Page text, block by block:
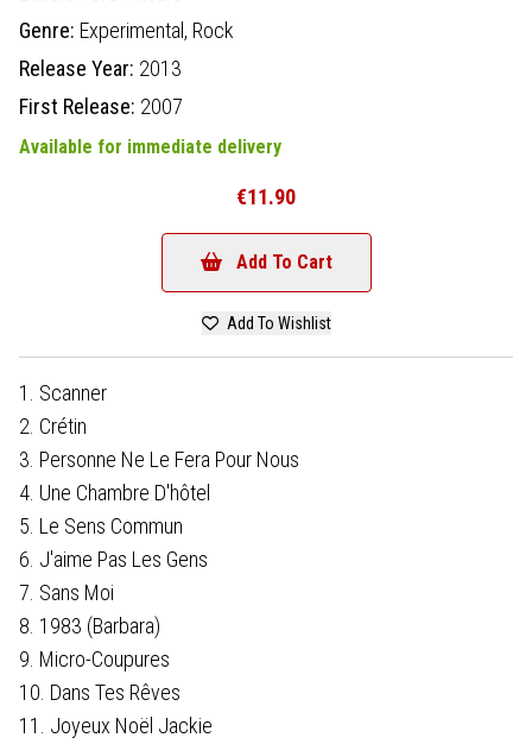
Genre: Experimental, Rock
Release Year: 2013
First Release: 2007
Available for immediate delivery
€11.90
Add To Cart
Add To Wishlist
1. Scanner
2. Crétin
3. Personne Ne Le Fera Pour Nous
4. Une Chambre D'hôtel
5. Le Sens Commun
6. J'aime Pas Les Gens
7. Sans Moi
8. 1983 (Barbara)
9. Micro-Coupures
10. Dans Tes Rêves
11. Joyeux Noël Jackie